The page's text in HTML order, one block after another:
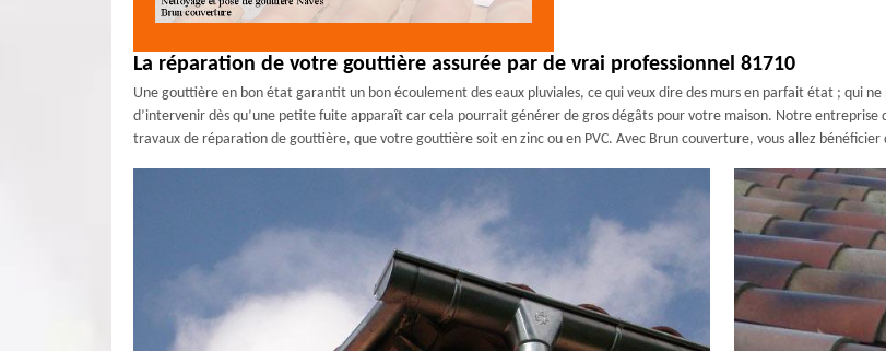
La réparation de votre gouttière assurée par de vrai professionnel 81710
Une gouttière en bon état garantit un bon écoulement des eaux pluviales, ce qui veux dire des murs en parfait état ; qui
d’intervenir dès qu’une petite fuite apparaît car cela pourrait générer de gros dégâts pour votre maison. Notre
travaux de réparation de gouttière, que votre gouttière soit en zinc ou en PVC. Avec Brun couverture, vous allez